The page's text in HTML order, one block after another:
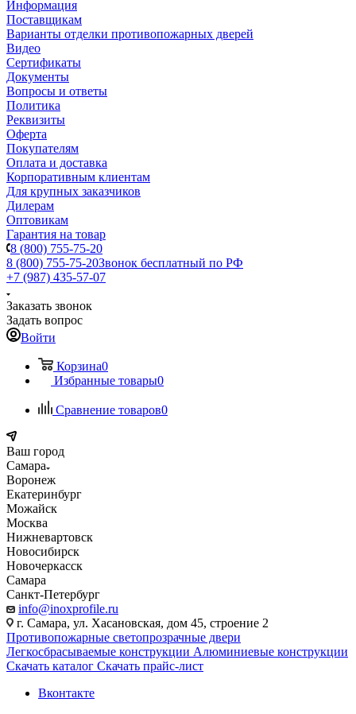
Информация
Поставщикам
Варианты отделки противопожарных дверей
Видео
Сертификаты
Документы
Вопросы и ответы
Политика
Реквизиты
Оферта
Покупателям
Оплата и доставка
Корпоративным клиентам
Для крупных заказчиков
Дилерам
Оптовикам
Гарантия на товар
8 (800) 755-75-20
8 (800) 755-75-20Звонок бесплатный по РФ
+7 (987) 435-57-07
Заказать звонок
Задать вопрос
Войти
Корзина0
Избранные товары0
Сравнение товаров0
Ваш город
Самара
Воронеж
Екатеринбург
Можайск
Москва
Нижневартовск
Новосибирск
Новочеркасск
Самара
Санкт-Петербург
info@inoxprofile.ru
г. Самара, ул. Хасановская, дом 45, строение 2
Противопожарные светопрозрачные двери
Легкосбрасываемые конструкции Алюминиевые конструкции
Скачать каталог Скачать прайс-лист
Вконтакте